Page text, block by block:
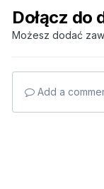
Dołącz do
Możesz dodać
Add a